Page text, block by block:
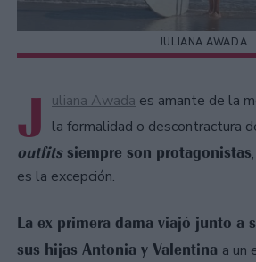
JULIANA AWADA
J uliana Awada es amante de la
la formalidad o descontractura
outfits siempre son protagonistas
es la excepción.
La ex primera dama viajó junto a
sus hijas Antonia y Valentina a un